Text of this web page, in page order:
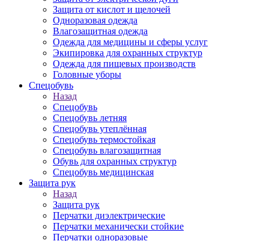
Защита от кислот и щелочей
Одноразовая одежда
Влагозащитная одежда
Одежда для медицины и сферы услуг
Экипировка для охранных структур
Одежда для пищевых производств
Головные уборы
Спецобувь
Назад
Спецобувь
Спецобувь летняя
Спецобувь утеплённая
Спецобувь термостойкая
Спецобувь влагозащитная
Обувь для охранных структур
Спецобувь медицинская
Защита рук
Назад
Защита рук
Перчатки диэлектрические
Перчатки механически стойкие
Перчатки одноразовые